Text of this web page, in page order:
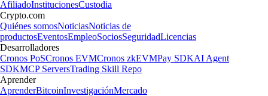
AfiliadoInstitucionesCustodia
Crypto.com
Quiénes somosNoticiasNoticias de
productosEventosEmpleoSociosSeguridadLicencias
Desarrolladores
Cronos PoSCronos EVMCronos zkEVMPay SDKAI Agent
SDKMCP ServersTrading Skill Repo
Aprender
AprenderBitcoinInvestigaciónMercado